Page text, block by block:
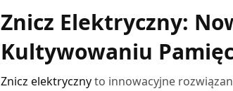
Znicz Elektryczny:
Kultywowaniu
Znicz elektrycznyto innowacyjne